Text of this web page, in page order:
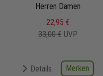
2025/2026
Herren Damen
22,95 €
33,00 € UVP
Details Merken